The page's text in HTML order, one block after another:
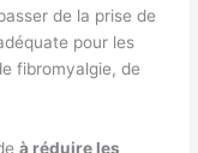
de la prise de
pour les
fibromyalgie, de
à réduire les